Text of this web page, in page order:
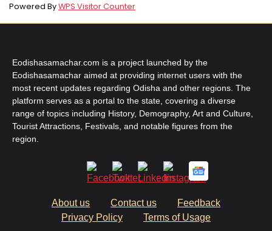
Powered ByWPS Visitor Counter
Eodishasamachar.com is a project launched by the
Eodishasamachar aimed at providing internet users with the
most recent updates regarding Odisha and other regions. The
platform serves as a portal to the state, covering a diverse
range of topics including History, Demography, Art and Culture,
Tourist Attractions, Festivals, and notable figures from the
region.
About us Contact us
Feedback
Privacy Policy
Terms of Usage